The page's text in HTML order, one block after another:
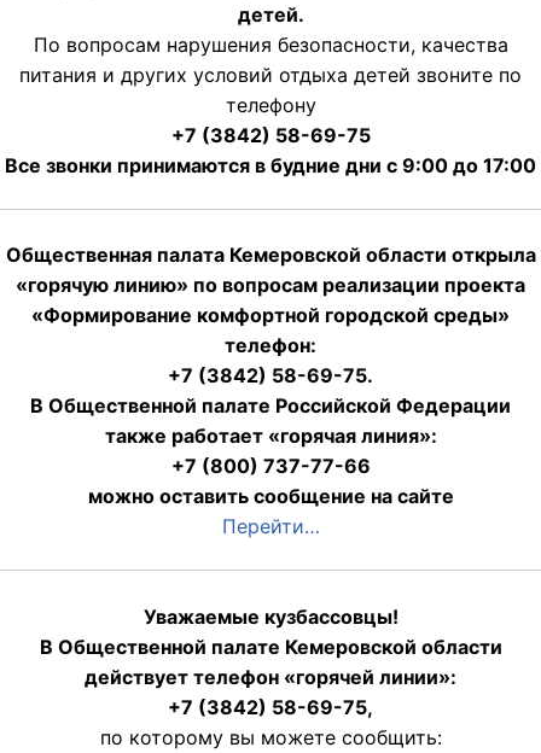
детей.
По вопросам нарушения безопасности, качества
питания и других условий отдыха детей звоните по
телефону
+7 (3842) 58-69-75
Все звонки принимаются в будние дни с 9:00 до 17:00
Общественная палата Кемеровской области открыла
«горячую линию» по вопросам реализации проекта
«Формирование комфортной городской среды»
телефон:
+7 (3842) 58-69-75.
В Общественной палате Российской Федерации
также работает «горячая линия»:
+7 (800) 737-77-66
можно оставить сообщение на сайте
Перейти…
Уважаемые кузбассовцы!
В Общественной палате Кемеровской области
действует телефон «горячей линии»:
+7 (3842) 58-69-75,
по которому вы можете сообщить: